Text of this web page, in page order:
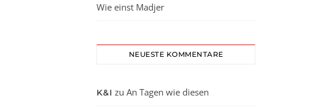
Wie einst Madjer
NEUESTE KOMMENTARE
K&I zu An Tagen wie diesen